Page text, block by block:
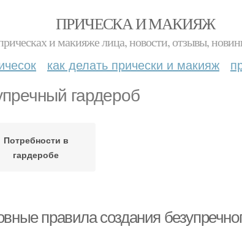
ПРИЧЕСКА И МАКИЯЖ
и макияже лица, новости, отзывы,
как делать прически и макияж
гардероб
Потребности в
гардеробе
правила создания